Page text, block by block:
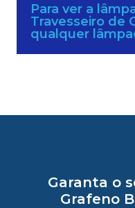
Para ver a
Travesseiro de
qualquer
Garanta o
Grafeno